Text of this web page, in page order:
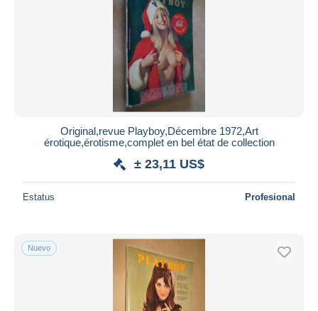
Original,revue Playboy,Décembre 1972,Art
érotique,érotisme,complet en bel état de collection
± 23,11 US$
Estatus Profesional
Nuevo